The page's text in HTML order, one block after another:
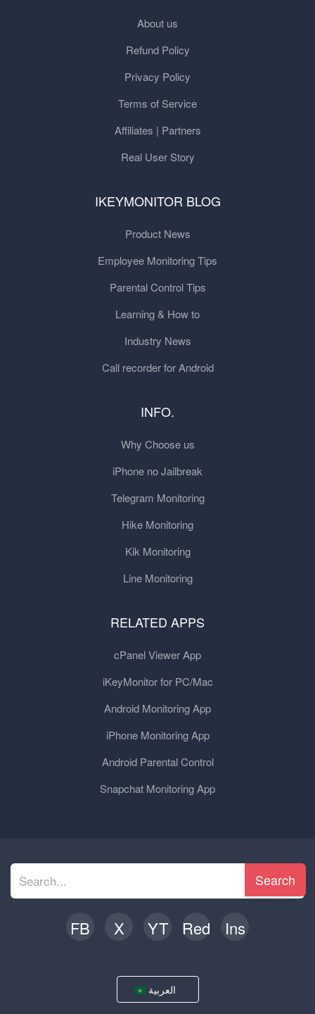
About us
Refund Policy
Privacy Policy
Terms of Service
Affiliates | Partners
Real User Story
IKEYMONITOR BLOG
Product News
Employee Monitoring Tips
Parental Control Tips
Learning & How to
Industry News
Call recorder for Android
INFO.
Why Choose us
iPhone no Jailbreak
Telegram Monitoring
Hike Monitoring
Kik Monitoring
Line Monitoring
RELATED APPS
cPanel Viewer App
iKeyMonitor for PC/Mac
Android Monitoring App
iPhone Monitoring App
Android Parental Control
Snapchat Monitoring App
Search
FB X YT Red Ins